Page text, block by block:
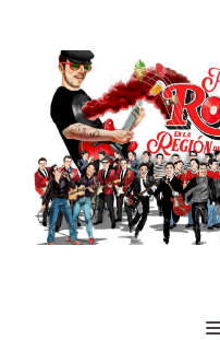
contenido